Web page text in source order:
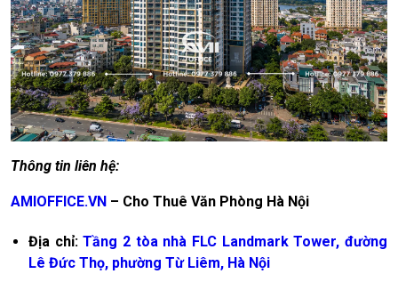
Thông tin liên hệ:
AMIOFFICE.VN – Cho Thuê Văn Phòng Hà Nội
Địa chỉ:Tầng 2 tòa nhà FLC Landmark Tower, đường
Lê Đức Thọ, phường Từ Liêm, Hà Nội